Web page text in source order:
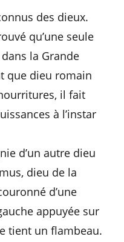
des dieux.
qu’une seule
la Grande
que dieu romain
il fait
à l’instar
d’un autre dieu
dieu de la
d’une
appuyée sur
tient un flambeau.